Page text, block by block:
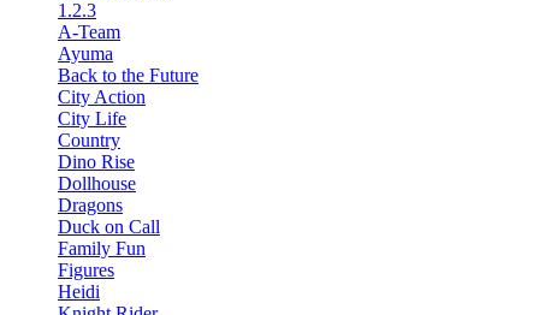
1.2.3
A-Team
Ayuma
Back to the Future
City Action
City Life
Country
Dino Rise
Dollhouse
Dragons
Duck on Call
Family Fun
Figures
Heidi